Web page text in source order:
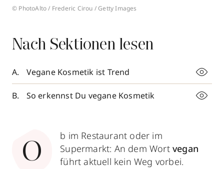
© PhotoAlto / Frederic Cirou / Getty Images
Nach Sektionen lesen
Vegane Kosmetik ist Trend
So erkennst Du vegane Kosmetik
O
b im Restaurant oder im
Supermarkt: An dem Wortvegan
führt aktuell kein Weg vorbei.